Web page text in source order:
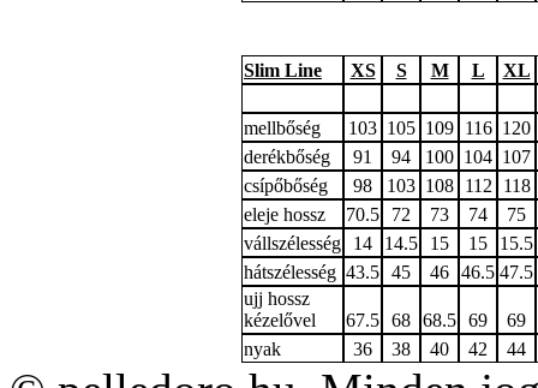
Slim Line XS S M L XL
mellbőség 103 105 109 116 120
derékbőség
91 94 100 104 107
csípőbőség
98 103 108 112
118
eleje hossz
70.5 72 73 74
75
vállszélesség
14 14.5 15 15
15.5
hátszélesség 43.5 45 46 46.5 47.5
ujj hossz
kézelővel
67.5 68 68.5 69
69
nyak
36 38 40 42 44